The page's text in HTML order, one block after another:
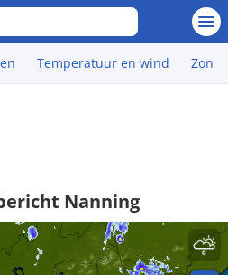
Temperatuur en wind Zon
Nanning